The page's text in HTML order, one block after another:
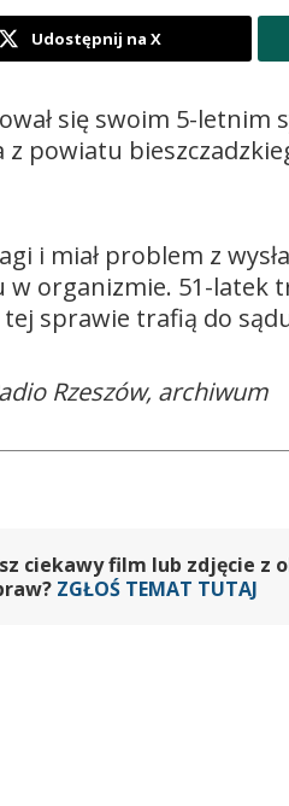
Udostępnij na X
się swoim 5-letnim
powiatu
i miał problem z
organizmie. 51-latek
sprawie trafią do
Rzeszów, archiwum
ciekawy film lub zdjęcie z
ZGŁOŚ TEMAT TUTAJ